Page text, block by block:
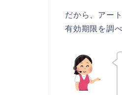
だから、アー
有効期限を調